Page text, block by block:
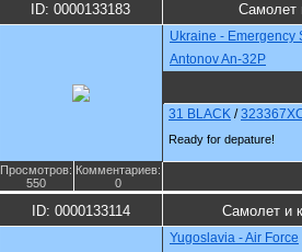
ID: 0000133183 Самолет
Ukraine - Emergency
Antonov An-32P
31 BLACK /
Ready for depature!
Просмотров:
550
Комментариев:
0
ID: 0000133114 Самолет и
Yugoslavia - Air Force